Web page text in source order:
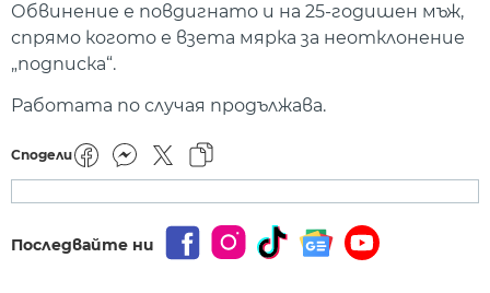
Обвинение е повдигнато и на 25-годишен мъж,
спрямо когото е взета мярка за неотклонение
„подписка“.
Работата по случая продължава.
Сподели
Последвайте ни